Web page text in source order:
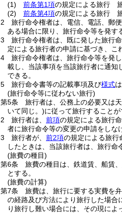
(1)
前条第1項の規定による旅行
(2)
前条第4項の規定による旅行
2
旅行命令権者は、電信、電話、郵
ある場合に限り、旅行命令等を発す
3
旅行命令権者は、既に発した旅行
定による旅行者の申請に基づき、こ
4
旅行命令権者は、旅行命令等を発
載し、当該事項を当該旅行者に通知
できる。
5
旅行命令書等の記載事項及び様式
(旅行命令等に従わない旅行)
第5条
旅行者は、公務上の必要又は
いて同じ。)に従って旅行すること
2
旅行者は、 前項の規定による旅行
者に旅行命令等の変更の申請をしな
3
旅行者が、 前2項の規定による旅行
したときは、当該旅行者は、旅行命
(旅費の種目)
第6条
旅費の種目は、鉄道賃、船賃
とする。
(旅費の計算)
第7条
旅費は、旅行に要する実費を
の経路及び方法により旅行した場合
り旅行し難い場合には、その現によ